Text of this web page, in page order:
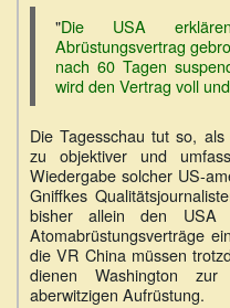
"Die USA
Abrüstungsvertrag
nach 60 Tagen
wird den Vertrag voll
Die Tagesschau tut so,
zu objektiver und
Wiedergabe solcher US-
Gniffkes
bisher allein den USA
Atomabrüstungsverträge
die VR China müssen
dienen Washington zur
aberwitzigen Aufrüstung.